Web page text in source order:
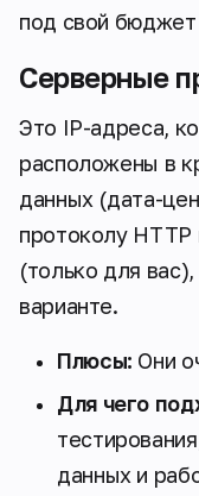
под свой бюджет
Серверные
Это IP-адреса,
расположены в
данных (дата-
протоколу HTTP
(только для вас),
варианте.
Плюсы: Они
Для чего
данных и